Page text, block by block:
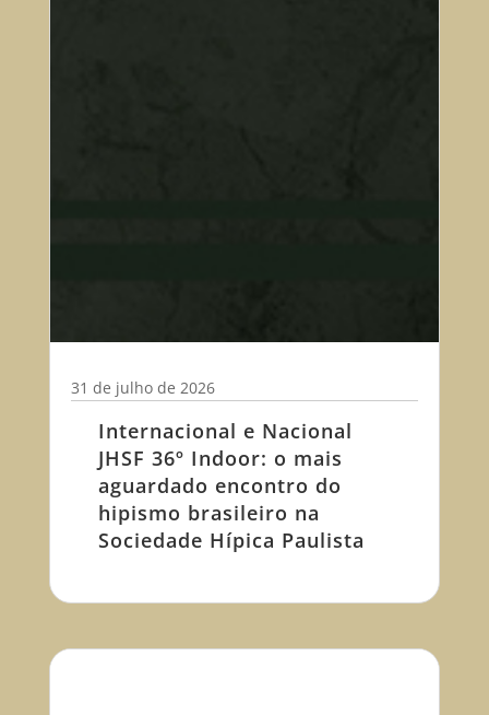
Internacional e Nacional
JHSF 36º Indoor: o mais
aguardado encontro do
hipismo brasileiro na
Sociedade Hípica Paulista
31 de julho de 2026